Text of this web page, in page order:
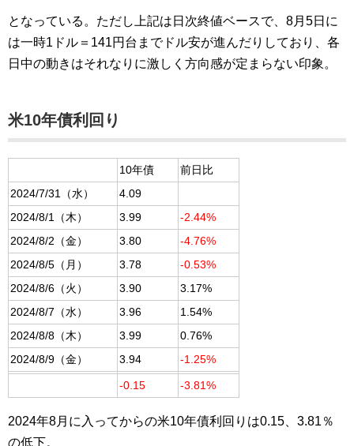
となっている。ただし上記は日次終値ベースで、8月5日に
は一時1ドル＝141円台までドル安が進んだりしており、各
日中の動きはそれなりに激しく方向感が定まらない印象。
米10年債利回り
10年債
前日比
2024/7/31（水）
4.09
2024/8/1（木）
3.99
-2.44%
2024/8/2（金）
3.80
-4.76%
2024/8/5（月）
3.78
-0.53%
2024/8/6（火）
3.90
3.17%
2024/8/7（水）
3.96
1.54%
2024/8/8（木）
3.99
0.76%
2024/8/9（金）
3.94 -1.25%
-0.15 -3.81%
2024年8月に入ってからの米10年債利回りは0.15、3.81％
の低下。